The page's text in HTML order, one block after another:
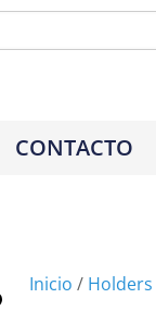
CONTACTO
Inicio / Holders